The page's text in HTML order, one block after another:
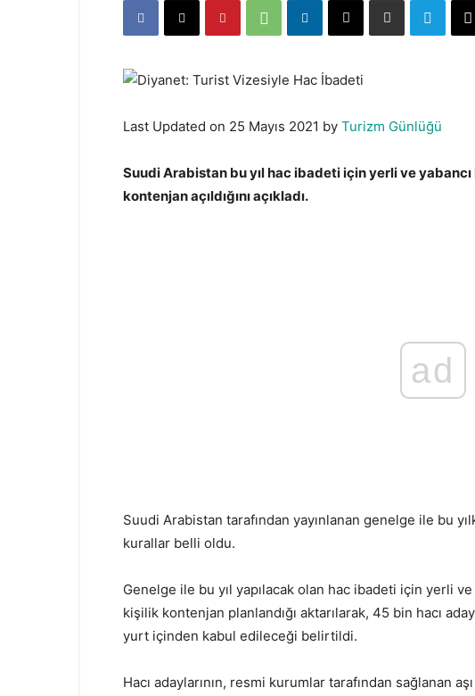
Last Updated on 25 Mayıs 2021 by Turizm Günlüğü
Suudi Arabistan bu yıl hac ibadeti için yerli ve
kontenjan açıldığını açıkladı.
ad
Suudi Arabistan tarafından yayınlanan genelge ile bu
kurallar belli oldu.
Genelge ile bu yıl yapılacak olan hac ibadeti için yerli
kişilik kontenjan planlandığı aktarılarak, 45 bin hacı
yurt içinden kabul edileceği belirtildi.
Hacı adaylarının, resmi kurumlar tarafından sağlanan aşı